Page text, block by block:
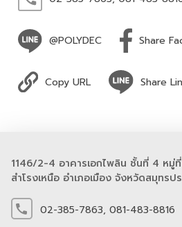
@POLYDEC Share
Copy URL Share
1146/2-4 อาคารเอกไพลิน ชั้นที่ 4 หมู่
สำโรงเหนือ อำเภอเมือง จังหวัดสมุทรป
02-385-7863, 081-483-8816